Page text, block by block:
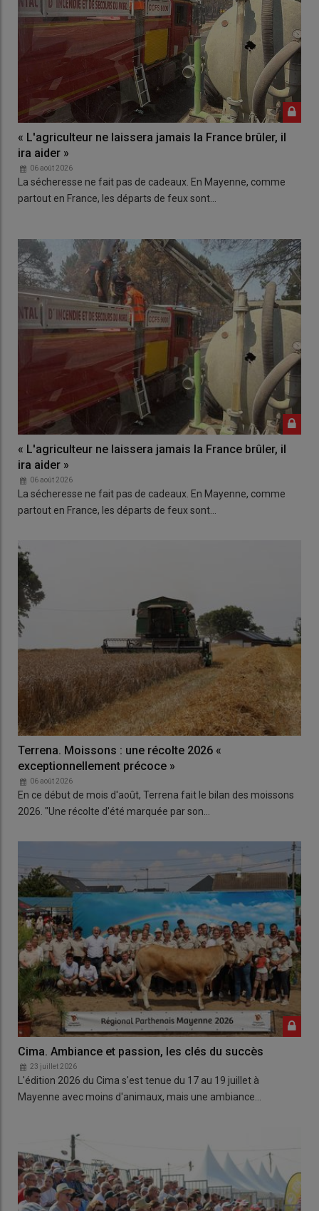
« L'agriculteur ne laissera jamais la France brûler, il
ira aider »
06 août 2026
La sécheresse ne fait pas de cadeaux. En Mayenne, comme
partout en France, les départs de feux sont…
« L'agriculteur ne laissera jamais la France brûler, il
ira aider »
06 août 2026
La sécheresse ne fait pas de cadeaux. En Mayenne, comme
partout en France, les départs de feux sont…
Terrena. Moissons : une récolte 2026 «
exceptionnellement précoce »
06 août 2026
En ce début de mois d'août, Terrena fait le bilan des moissons
2026. "Une récolte d'été marquée par son…
Cima. Ambiance et passion, les clés du succès
23 juillet 2026
L'édition 2026 du Cima s'est tenue du 17 au 19 juillet à
Mayenne avec moins d'animaux, mais une ambiance…